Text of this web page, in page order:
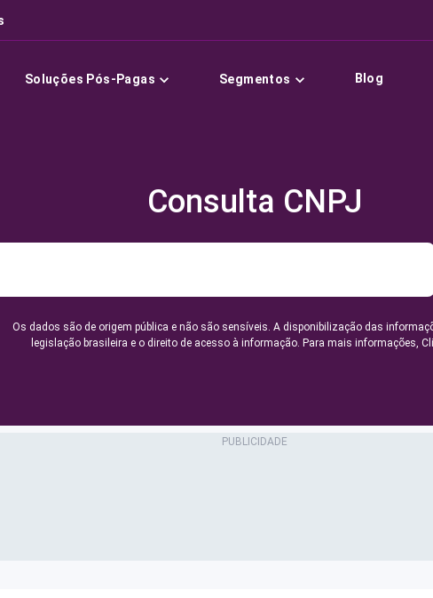
Soluções Pós-Pagas Segmentos Blog
Consulta CNPJ
Os dados são de origem pública e não são sensíveis. A disponibilização das
legislação brasileira e o direito de acesso à informação. Para mais informações,